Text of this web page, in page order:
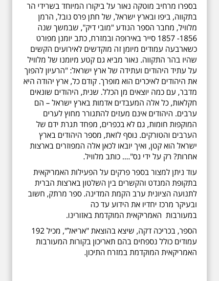
בספרו מרחיב מוטקה נאור על ביקורו המיוחד בשרידי הר
בתקווה, ביפו ובארץ ישראל, של חתן פרס נובל, הרמן
מלוויל, מחבר הספר הנודע "מובי דיק", שבמשך שנה
1856- 1857 סייר באירופה ובמזרח, כתב יומנן מפורט
כשארבעה עמודים מיומן זה מוקדשים לאירועים הקשים
שהיו בהר התקווה. נאור מביא גם קטע מיומנו של מלוויל
על עתיד היהודים ועתידה של ארץ ישראל: "הרעיון להפוך
את היהודים לאיכרים הוא מופרך. קודם כל, ארץ יהודה היא
מדבר, עם כמה יוצאים מן הכלל. שנית, היהודים שונאים
חקלאות, כל אלה המעבדים אדמות בארץ ישראל – הם
ערבים. היהודים אינם מעזים להתגורר מחוץ לערים
המוקפות חומות, גם לא בכפרים, מפחד תגרת ידם של
הערבים והטורקים. נוסף לזאת, מספר היהודים בארץ
ישראל הוא קטן, ואיך יובאו לכאן אלה המפוזרים בארצות
אחרות? רק על ידי נס".... כותב מלוויל.
עוד ניתן למצור בספר פרקים על הפעילות האמריקאית
בתקופת המנדט והקשרים בין השלטון בארצות הברית
לתנועה הציונית ערב הקמת המדינה. ספר מרתק, חשוב
ובעיקר מרכז יחדיו את הידוע עד כה
במעורבות האמריקאית המוקדמת באזורינו.
הספר, בכריכה דקה, שיצא בהוצאת "אריאל", מכיל 192
עמודים כולל נספחים בהם תאריכון בקורות המעורבות
האמריקאית המוקדמת במזרח התיכון.